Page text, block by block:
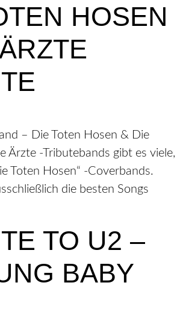
HOSEN
– Die Toten Hosen & Die
Ärzte -Tributebands gibt es viele,
Toten Hosen“ -Coverbands.
die besten Songs
TO U2 –
BABY